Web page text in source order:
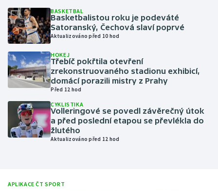
Moderní pětiboj
Motorsport
Olympijské hry
Parasport
Plavání
Plážový volejbal
Rychlobruslení
BASKETBAL
Basketbalistou roku je podeváté
Satoranský, Čechová slaví poprvé
Aktualizováno před 10 hod
HOKEJ
Třebíč pokřtila otevření
zrekonstruovaného stadionu exhibicí,
domácí porazili mistry z Prahy
Před 12 hod
CYKLISTIKA
Volleringové se povedl závěrečný útok
a před poslední etapou se převlékla do
žlutého
Aktualizováno před 12 hod
APLIKACE ČT SPORT